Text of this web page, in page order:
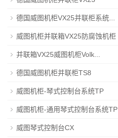
德国威图机柜VX25并联柜系统...
威图机柜并联箱VX25防腐蚀机柜
并联箱VX25威图机柜Volk...
德国威图机柜并联柜TS8
威图机柜-琴式控制台系统TP
威图机柜-通用琴式控制台系统TP
威图琴式控制台CX